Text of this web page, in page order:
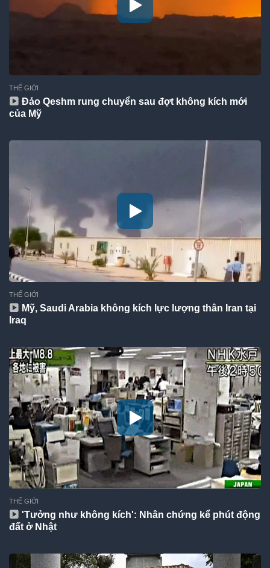
THẾ GIỚI
Đảo Qeshm rung chuyển sau đợt không kích mới
của Mỹ
THẾ GIỚI
Mỹ, Saudi Arabia không kích lực lượng thân Iran tại
Iraq
THẾ GIỚI
'Tưởng như không kích': Nhân chứng kể phút động
đất ở Nhật